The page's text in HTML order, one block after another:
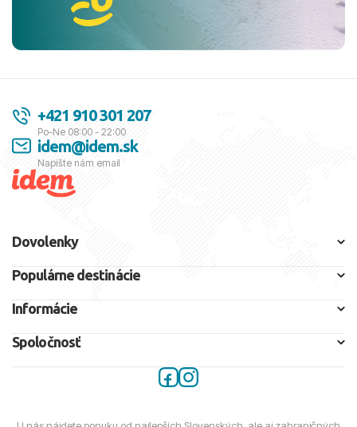
+421 910 301 207
Po-Ne 08:00 - 22:00
idem@idem.sk
Napíšte nám email
Dovolenky
Populárne destinácie
Informácie
Spoločnosť